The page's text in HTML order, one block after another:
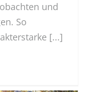
und
So
[...]